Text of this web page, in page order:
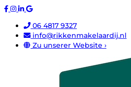
06 4817 9327
info@rikkenmakelaardij.nl
Zu unserer Website ›